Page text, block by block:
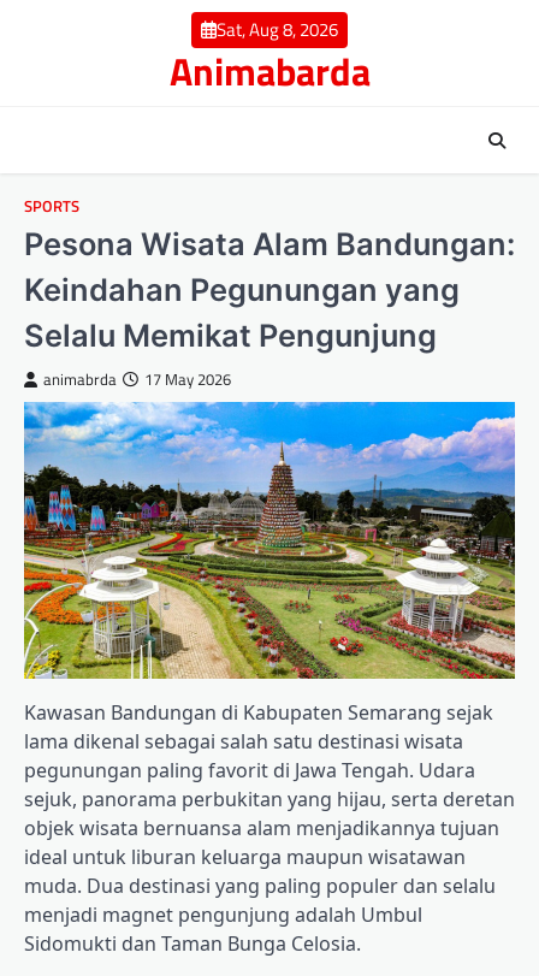
Sat, Aug 8, 2026
Animabarda
SPORTS
Pesona Wisata Alam Bandungan:
Keindahan Pegunungan yang
Selalu Memikat Pengunjung
animabrda 17 May 2026
Kawasan Bandungan di Kabupaten Semarang sejak
lama dikenal sebagai salah satu destinasi wisata
pegunungan paling favorit di Jawa Tengah. Udara
sejuk, panorama perbukitan yang hijau, serta deretan
objek wisata bernuansa alam menjadikannya tujuan
ideal untuk liburan keluarga maupun wisatawan
muda. Dua destinasi yang paling populer dan selalu
menjadi magnet pengunjung adalah Umbul
Sidomukti dan Taman Bunga Celosia.